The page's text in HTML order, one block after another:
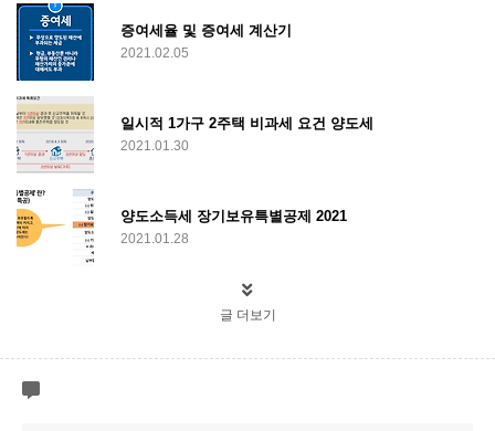
증여세율 및 증여세 계산기
2021.02.05
일시적 1가구 2주택 비과세 요건 양도세
2021.01.30
양도소득세 장기보유특별공제 2021
2021.01.28
글 더보기